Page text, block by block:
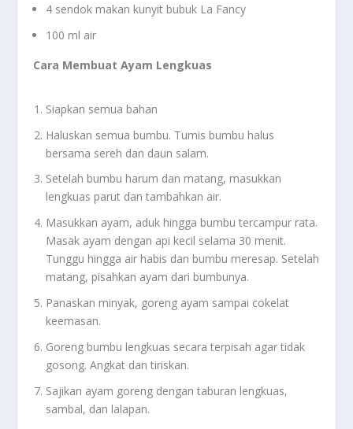
4 sendok makan kunyit bubuk La Fancy
100 ml air
Cara Membuat Ayam Lengkuas
Siapkan semua bahan
Haluskan semua bumbu. Tumis bumbu halus
bersama sereh dan daun salam.
Setelah bumbu harum dan matang, masukkan
lengkuas parut dan tambahkan air.
Masukkan ayam, aduk hingga bumbu tercampur rata.
Masak ayam dengan api kecil selama 30 menit.
Tunggu hingga air habis dan bumbu meresap. Setelah
matang, pisahkan ayam dari bumbunya.
Panaskan minyak, goreng ayam sampai cokelat
keemasan.
Goreng bumbu lengkuas secara terpisah agar tidak
gosong. Angkat dan tiriskan.
Sajikan ayam goreng dengan taburan lengkuas,
sambal, dan lalapan.